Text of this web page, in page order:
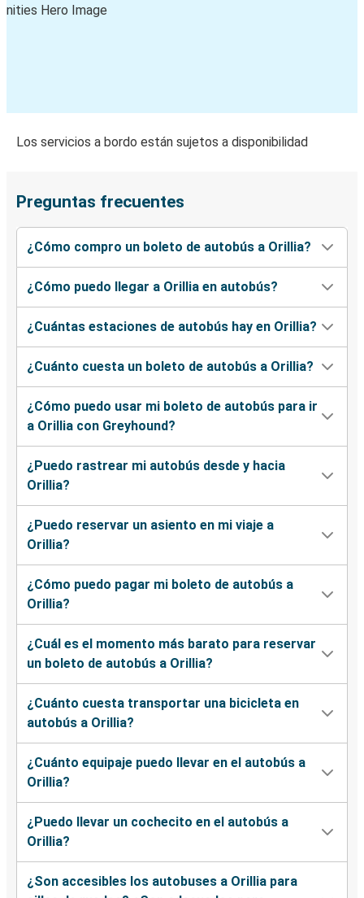
Los servicios a bordo están sujetos a disponibilidad
Preguntas frecuentes
¿Cómo compro un boleto de autobús a Orillia?
¿Cómo puedo llegar a Orillia en autobús?
¿Cuántas estaciones de autobús hay en Orillia?
¿Cuánto cuesta un boleto de autobús a Orillia?
¿Cómo puedo usar mi boleto de autobús para ir
a Orillia con Greyhound?
¿Puedo rastrear mi autobús desde y hacia
Orillia?
¿Puedo reservar un asiento en mi viaje a
Orillia?
¿Cómo puedo pagar mi boleto de autobús a
Orillia?
¿Cuál es el momento más barato para reservar
un boleto de autobús a Orillia?
¿Cuánto cuesta transportar una bicicleta en
autobús a Orillia?
¿Cuánto equipaje puedo llevar en el autobús a
Orillia?
¿Puedo llevar un cochecito en el autobús a
Orillia?
¿Son accesibles los autobuses a Orillia para